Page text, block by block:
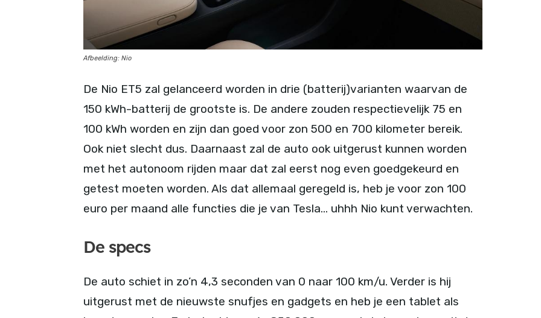
Afbeelding: Nio
De Nio ET5 zal gelanceerd worden in drie (batterij)varianten waarvan de
150 kWh-batterij de grootste is. De andere zouden respectievelijk 75 en
100 kWh worden en zijn dan goed voor zon 500 en 700 kilometer bereik.
Ook niet slecht dus. Daarnaast zal de auto ook uitgerust kunnen worden
met het autonoom rijden maar dat zal eerst nog even goedgekeurd en
getest moeten worden. Als dat allemaal geregeld is, heb je voor zon 100
euro per maand alle functies die je van Tesla… uhhh Nio kunt verwachten.
De specs
De auto schiet in zo’n 4,3 seconden van 0 naar 100 km/u. Verder is hij
uitgerust met de nieuwste snufjes en gadgets en heb je een tablet als